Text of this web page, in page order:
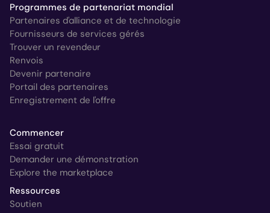
Programmes de partenariat mondial
Partenaires d'alliance et de technologie
Fournisseurs de services gérés
Trouver un revendeur
Renvois
Devenir partenaire
Portail des partenaires
Enregistrement de l'offre
Commencer
Essai gratuit
Demander une démonstration
Explore the marketplace
Ressources
Soutien